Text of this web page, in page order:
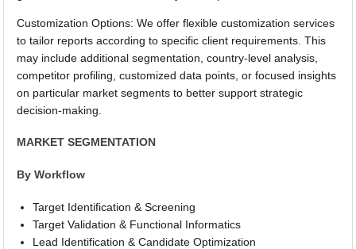
Customization Options: We offer flexible customization services
to tailor reports according to specific client requirements. This
may include additional segmentation, country-level analysis,
competitor profiling, customized data points, or focused insights
on particular market segments to better support strategic
decision-making.
MARKET SEGMENTATION
By Workflow
Target Identification & Screening
Target Validation & Functional Informatics
Lead Identification & Candidate Optimization